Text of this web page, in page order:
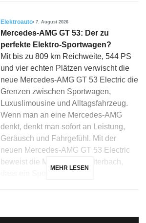
Elektroauto 7. August 2026
Mercedes-AMG GT 53: Der zu
perfekte Elektro-Sportwagen?
Mit bis zu 809 km Reichweite, 544 PS
und vier echten Plätzen verwischt die
neue Mercedes-AMG GT 53 Electric die
Grenzen zwischen Sportwagen,
Luxuslimousine und Alltagsfahrzeug.
Wenn man an eine Mercedes-AMG
denkt, denkt man sofort an Leistung,
Geräusch und Fahrgefühl. Mit der
neuen Mercedes-AMG GT 53 Electric
beweist die Marke aus Affalterbach,
MEHR LESEN